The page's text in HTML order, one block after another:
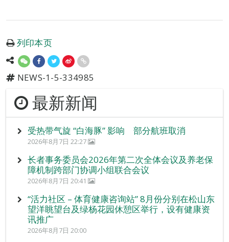
列印本页
NEWS-1-5-334985
最新新闻
受热带气旋 “白海豚” 影响 部分航班取消
2026年8月7日 22:27
长者事务委员会2026年第二次全体会议及养老保
障机制跨部门协调小组联合会议
2026年8月7日 20:41
“活力社区 – 体育健康咨询站” 8月份分别在松山东
望洋眺望台及绿杨花园休憩区举行，设有健康资
讯推广
2026年8月7日 20:00